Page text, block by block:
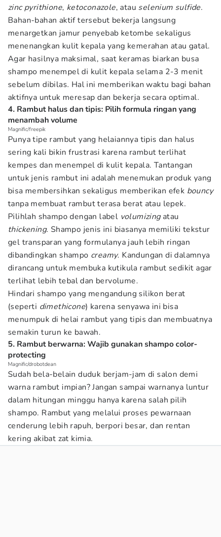
zinc pyrithione, ketoconazole, atau selenium sulfide.
Bahan-bahan aktif tersebut bekerja langsung
menargetkan jamur penyebab ketombe sekaligus
menenangkan kulit kepala yang kemerahan atau gatal.
Agar hasilnya maksimal, saat keramas biarkan busa
shampo menempel di kulit kepala selama 2-3 menit
sebelum dibilas. Hal ini memberikan waktu bagi bahan
aktifnya untuk meresap dan bekerja secara optimal.
4. Rambut halus dan tipis: Pilih formula ringan yang
menambah volume
Magnific/freepik
Punya tipe rambut yang helaiannya tipis dan halus
sering kali bikin frustrasi karena rambut terlihat
kempes dan menempel di kulit kepala. Tantangan
untuk jenis rambut ini adalah menemukan produk yang
bisa membersihkan sekaligus memberikan efek bouncy
tanpa membuat rambut terasa berat atau lepek.
Pilihlah shampo dengan label volumizingatau
thickening. Shampo jenis ini biasanya memiliki tekstur
gel transparan yang formulanya jauh lebih ringan
dibandingkan shampo creamy. Kandungan di dalamnya
dirancang untuk membuka kutikula rambut sedikit agar
terlihat lebih tebal dan bervolume.
Hindari shampo yang mengandung silikon berat
(seperti dimethicone) karena senyawa ini bisa
menumpuk di helai rambut yang tipis dan membuatnya
semakin turun ke bawah.
5. Rambut berwarna: Wajib gunakan shampo color-
protecting
Magnific/drobotdean
Sudah bela-belain duduk berjam-jam di salon demi
warna rambut impian? Jangan sampai warnanya luntur
dalam hitungan minggu hanya karena salah pilih
shampo. Rambut yang melalui proses pewarnaan
cenderung lebih rapuh, berpori besar, dan rentan
kering akibat zat kimia.